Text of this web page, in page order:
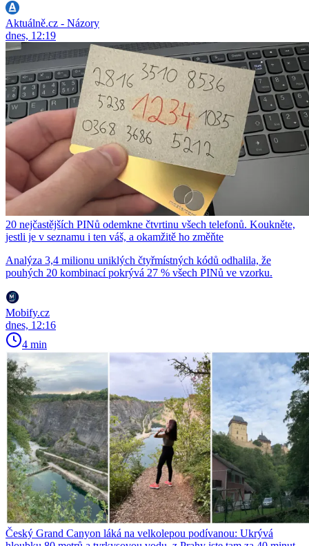
Aktuálně.cz - Názory
dnes, 12:19
20 nejčastějších PINů odemkne čtvrtinu všech telefonů. Koukněte,
jestli je v seznamu i ten váš, a okamžitě ho změňte
Analýza 3,4 milionu uniklých čtyřmístných kódů odhalila, že
pouhých 20 kombinací pokrývá 27 % všech PINů ve vzorku.
Mobify.cz
dnes, 12:16
4 min
Český Grand Canyon láká na velkolepou podívanou: Ukrývá